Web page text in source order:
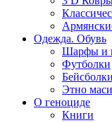
Одежда. Обувь
Шарфы и
Футболки
Бейсболки
Этно
О геноциде
Книги